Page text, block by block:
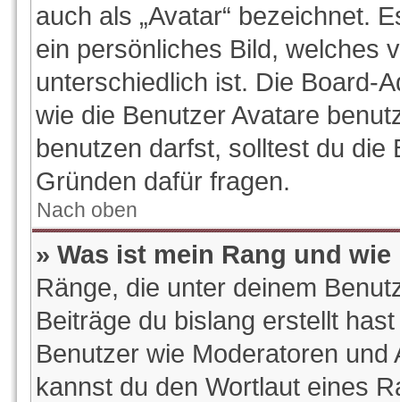
auch als „Avatar“ bezeichnet.
ein persönliches Bild, welches
unterschiedlich ist. Die Board-
wie die Benutzer Avatare
benutzen darfst, solltest du die
Gründen dafür fragen.
Nach oben
» Was ist mein Rang und
Ränge, die unter deinem
Beiträge du bislang erstellt
Benutzer wie Moderatoren
kannst du den Wortlaut eines